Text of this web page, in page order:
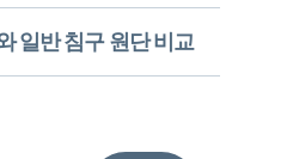
일반 침구 원단 비교